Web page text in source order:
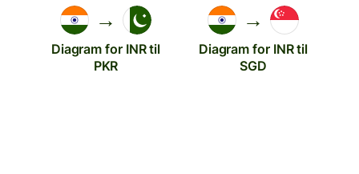
→
Diagram for INR til
PKR
→
Diagram for INR til
SGD